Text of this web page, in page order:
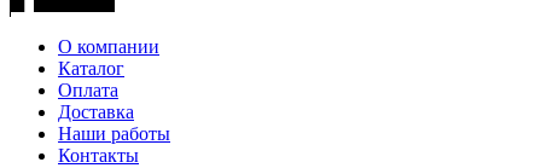
О компании
Каталог
Оплата
Доставка
Наши работы
Контакты